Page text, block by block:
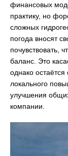
финансовых
практику, но
сложных
погода вносят
почувствовать,
баланс. Это
однако
локального
улучшения
компании.